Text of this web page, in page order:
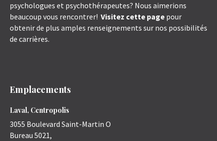
psychologues et psychothérapeutes? Nous aimerions
beaucoup vous rencontrer! Visitez cette page pour
obtenir de plus amples renseignements sur nos possibilités
de carrières.
Emplacements
Laval, Centropolis
3055 Boulevard Saint-Martin O
Bureau 5021,